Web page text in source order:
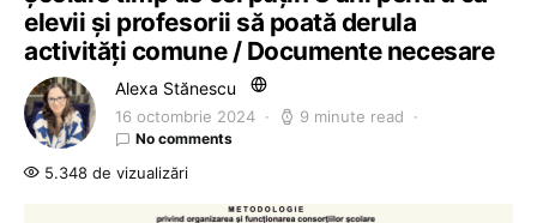
elevii și profesorii să poată derula
activități comune / Documente necesare
Alexa Stănescu
16 octombrie 2024 9 minute read
No comments
5.348 de vizualizări